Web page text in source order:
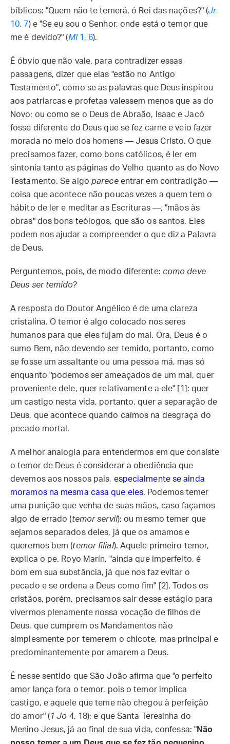
bíblicos: "Quem não te temerá, ó Rei das nações?" (Jr
10, 7) e "Se eu sou o Senhor, onde está o temor que
me é devido?" (Ml1, 6).
É óbvio que não vale, para contradizer essas
passagens, dizer que elas "estão no Antigo
Testamento", como se as palavras que Deus inspirou
aos patriarcas e profetas valessem menos que as do
Novo; ou como se o Deus de Abraão, Isaac e Jacó
fosse diferente do Deus que se fez carne e veio fazer
morada no meio dos homens — Jesus Cristo. O que
precisamos fazer, como bons católicos, é ler em
sintonia tanto as páginas do Velho quanto as do Novo
Testamento. Se algopareceentrar em contradição —
coisa que acontece não poucas vezes a quem tem o
hábito de ler e meditar as Escrituras —, "mãos às
obras" dos bons teólogos, que são os santos. Eles
podem nos ajudar a compreender o que diz a Palavra
de Deus.
Perguntemos, pois, de modo diferente: como deve
Deus ser temido?
A resposta do Doutor Angélico é de uma clareza
cristalina. O temor é algo colocado nos seres
humanos para que eles fujam do mal. Ora, Deus é o
sumo Bem, não devendo ser temido, portanto, como
se fosse um assaltante ou uma pessoa má, mas só
enquanto "podemos ser ameaçados de um mal, quer
proveniente dele, quer relativamente a ele" [1]: quer
um castigo nesta vida, portanto, quer a separação de
Deus, que acontece quando caímos na desgraça do
pecado mortal.
A melhor analogia para entendermos em que consiste
o temor de Deus é considerar a obediência que
devemos aos nossos pais, especialmente se ainda
moramos na mesma casa que eles. Podemos temer
uma punição que venha de suas mãos, caso façamos
algo de errado (temor servil); ou mesmo temer que
sejamos separados deles, já que os amamos e
queremos bem (temor filial). Aquele primeiro temor,
explica o pe. Royo Marín, "ainda que imperfeito, é
bom em sua substância, já que nos faz evitar o
pecado e se ordena a Deus como fim" [2]. Todos os
cristãos, porém, precisamos sair desse estágio para
vivermos plenamente nossa vocação de filhos de
Deus, que cumprem os Mandamentos não
simplesmente por temerem o chicote, mas principal e
predominantemente por amarem a Deus.
É nesse sentido que São João afirma que "o perfeito
amor lança fora o temor, pois o temor implica
castigo, e aquele que teme não chegou à perfeição
do amor" (1 Jo 4, 18); e que Santa Teresinha do
Menino Jesus, já ao final de sua vida, confessa: "Não